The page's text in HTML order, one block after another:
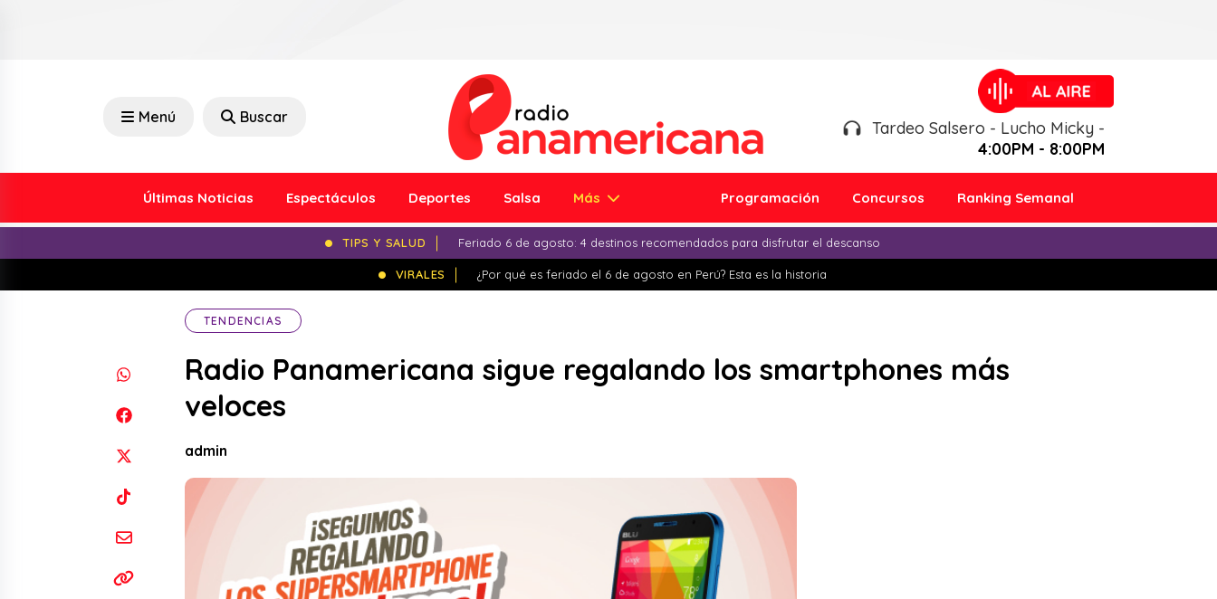
Menú Buscar
Tardeo Salsero - Lucho Micky -
4:00PM - 8:00PM
Últimas Noticias Espectáculos Deportes Salsa Más Programación Concursos Ranking Semanal
TIPS Y SALUD Feriado 6 de agosto: 4 destinos recomendados para disfrutar el descanso
VIRALES ¿Por qué es feriado el 6 de agosto en Perú? Esta es la historia
TENDENCIAS
Radio Panamericana sigue regalando los smartphones más
veloces
admin